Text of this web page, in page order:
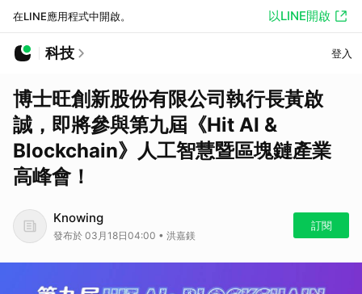
在LINE應用程式中開啟。 以LINE開啟
科技 登入
博士旺創新股份有限公司執行長黃啟
誠，即將參與第九屆《Hit AI &
Blockchain》人工智慧暨區塊鏈產業
高峰會！
Knowing
發布於 03月18日04:00 • 洪嘉鎂
訂閱